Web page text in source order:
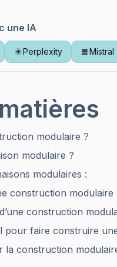
une IA
Perplexity Mistral
modulaire ?
modulaire ?
modulaires :
construction modulaire
construction
pour faire construire
la construction